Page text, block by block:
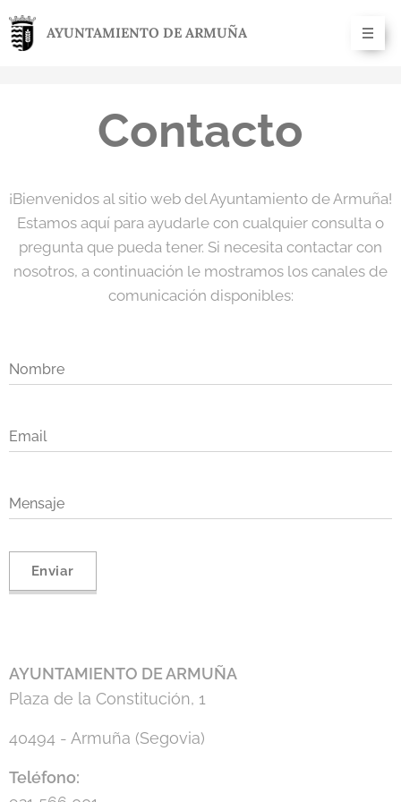
AYUNTAMIENTO DE ARMUÑA
Contacto
¡Bienvenidos al sitio web del Ayuntamiento de Armuña!
Estamos aquí para ayudarle con cualquier consulta o
pregunta que pueda tener. Si necesita contactar con
nosotros, a continuación le mostramos los canales de
comunicación disponibles:
Nombre
Email
Mensaje
Enviar
AYUNTAMIENTO DE ARMUÑA
Plaza de la Constitución, 1
40494 - Armuña (Segovia)
Teléfono: